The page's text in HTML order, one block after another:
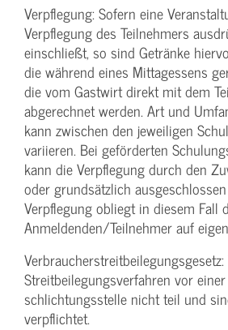
Verpflegung: Sofern eine
Verpflegung des Teilnehmers
einschließt, so sind Getränke
die während eines Mittagessens
die vom Gastwirt direkt mit dem
abgerechnet werden. Art und
kann zwischen den jeweiligen
variieren. Bei geförderten
kann die Verpflegung durch den
oder grundsätzlich
Verpflegung obliegt in diesem Fall
Anmeldenden/­Teilnehmer auf
Streit­beilegungs­verfahren vor
schlichtungs­stelle nicht teil und
verpflichtet.